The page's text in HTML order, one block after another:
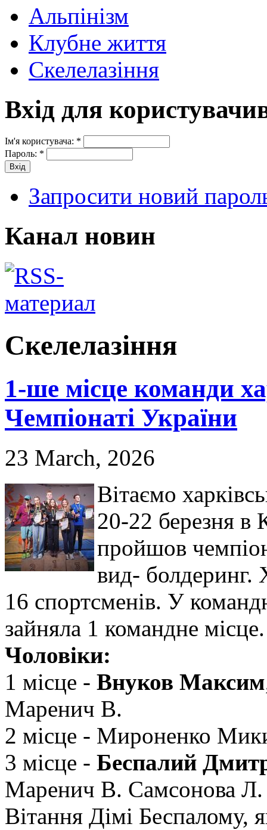
Альпінізм
Клубне життя
Скелелазіння
Вхід для
Ім'я користувача: *
Пароль: *
Запросити новий
Канал новин
Скелелазіння
1-ше місце команди
Чемпіонаті України
23 March, 2026
Вітаємо
20-22 березня в
пройшов
вид- болдеринг.
16 спортсменів. У
зайняла 1 командне місце.
Чоловіки:
1 місце - Внуков Максим
Маренич В.
2 місце - Мироненко
3 місце - Беспалий
Маренич В. Самсонова Л.
Вітання Дімі